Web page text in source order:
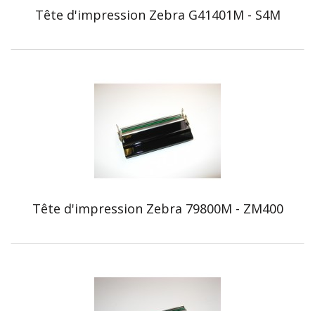
Tête d'impression Zebra G41401M - S4M
Tête d'impression Zebra 79800M - ZM400